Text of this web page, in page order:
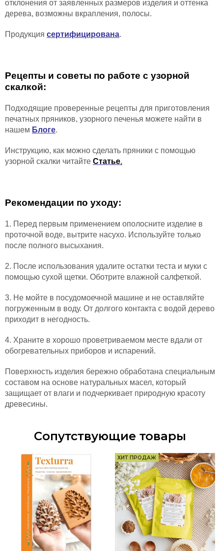
отклонения от заявленных размеров изделия и оттенка
дерева, возможны вкрапления, полосы.
Продукция сертифицирована.
Рецепты и советы по работе с узорной
скалкой:
Подходящие проверенные рецепты для приготовления
печатных пряников, узорного печенья можете найти в
нашем Блоге.
Инструкцию, как можно сделать пряники с помощью
узорной скалки читайте Статье.
Рекомендации по уходу:
1. Перед первым применением ополосните изделие в
проточной воде, вытрите насухо. Используйте только
после полного высыхания.
2. После использования удалите остатки теста и муки с
помощью сухой щетки. Оботрите влажной салфеткой.
3. Не мойте в посудомоечной машине и не оставляйте
погруженным в воду. От долгого контакта с водой дерево
приходит в негодность.
4. Храните в хорошо проветриваемом месте вдали от
обогревательных приборов и испарений.
Поверхность изделия бережно обработана специальным
составом на основе натуральных масел, который
защищает от влаги и подчеркивает природную красоту
древесины.
Сопутствующие товары
ХИТ ПРОДАЖ